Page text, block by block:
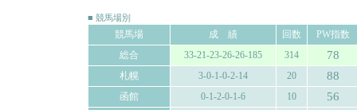
■ 競馬場別
競馬場 成 績 回数
PW指数
総合
33-21-23-26-26-185 314 78
札幌 3-0-1-0-2-14 20 88
函館 0-1-2-0-1-6 10 56